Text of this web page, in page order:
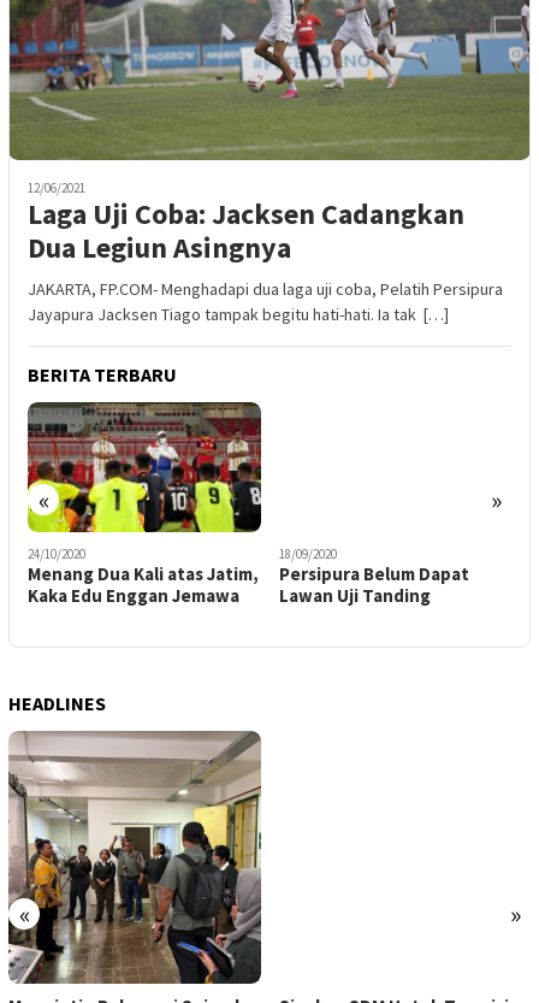
12/06/2021
Laga Uji Coba: Jacksen Cadangkan
Dua Legiun Asingnya
JAKARTA, FP.COM- Menghadapi dua laga uji coba, Pelatih Persipura
Jayapura Jacksen Tiago tampak begitu hati-hati. Ia tak […]
BERITA TERBARU
« »
24/10/2020
Menang Dua Kali atas Jatim,
Kaka Edu Enggan Jemawa
18/09/2020
Persipura Belum Dapat
Lawan Uji Tanding
HEADLINES
« »